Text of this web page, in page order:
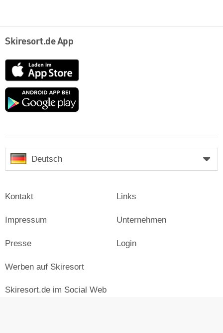
Skiresort.de App
App
Store
Google
Deutsch
Kontakt
Impressum
Presse
Links
Unternehmen
Login
Werben auf Skiresort
Skiresort.de im Social Web